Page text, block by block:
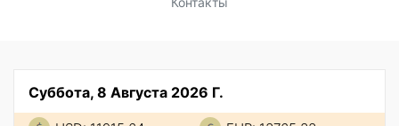
Суббота, 8 Августа 2026 Г.